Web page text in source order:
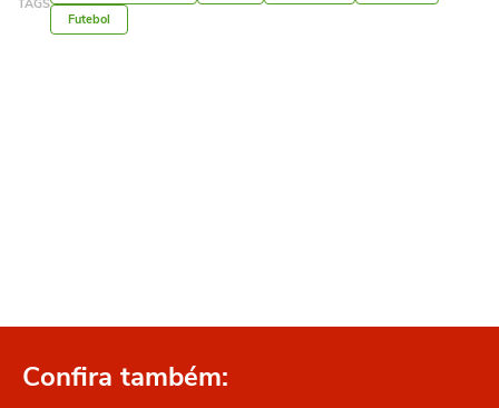
TAGS
Futebol
Confira também: